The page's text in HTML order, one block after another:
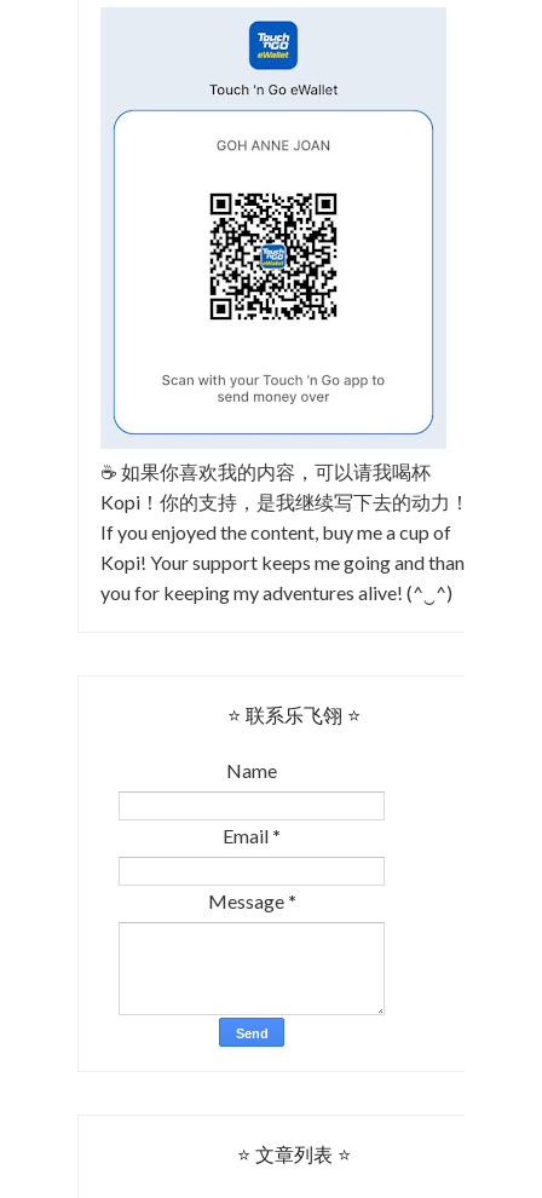
☕ 如果你喜欢我的内容，可以请我喝杯
Kopi！你的支持，是我继续写下去的动力！
If you enjoyed the content, buy me a cup of
Kopi! Your support keeps me going and thank
you for keeping my adventures alive! (^‿^)
⭐ 联系乐飞翎 ⭐
Name
Email *
Message *
⭐ 文章列表 ⭐